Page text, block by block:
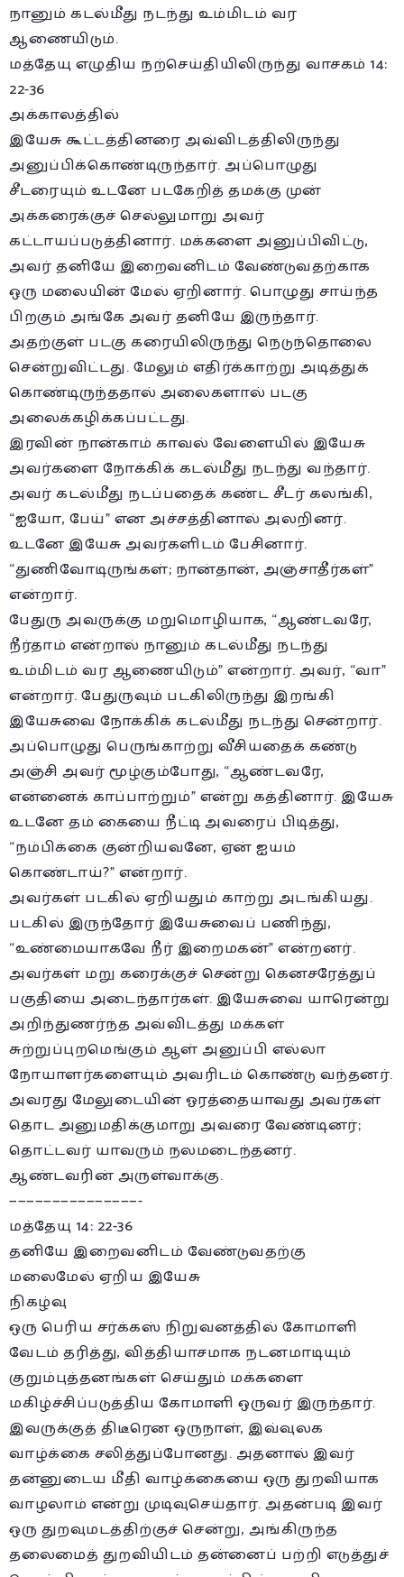
நானும் கடல்மீது நடந்து உம்மிடம் வர
ஆணையிடும்.
மத்தேயு எழுதிய நற்செய்தியிலிருந்து வாசகம் 14:
22-36
அக்காலத்தில்
இயேசு கூட்டத்தினரை அவ்விடத்திலிருந்து
அனுப்பிக்கொண்டிருந்தார். அப்பொழுது
சீடரையும் உடனே படகேறித் தமக்கு முன்
அக்கரைக்குச் செல்லுமாறு அவர்
கட்டாயப்படுத்தினார். மக்களை அனுப்பிவிட்டு,
அவர் தனியே இறைவனிடம் வேண்டுவதற்காக
ஒரு மலையின் மேல் ஏறினார். பொழுது சாய்ந்த
பிறகும் அங்கே அவர் தனியே இருந்தார்.
அதற்குள் படகு கரையிலிருந்து நெடுந்தொலை
சென்றுவிட்டது. மேலும் எதிர்க்காற்று அடித்துக்
கொண்டிருந்ததால் அலைகளால் படகு
அலைக்கழிக்கப்பட்டது.
இரவின் நான்காம் காவல் வேளையில் இயேசு
அவர்களை நோக்கிக் கடல்மீது நடந்து வந்தார்.
அவர் கடல்மீது நடப்பதைக் கண்ட சீடர் கலங்கி,
“ஐயோ, பேய்” என அச்சத்தினால் அலறினர்.
உடனே இயேசு அவர்களிடம் பேசினார்.
“துணிவோடிருங்கள்; நான்தான், அஞ்சாதீர்கள்”
என்றார்.
பேதுரு அவருக்கு மறுமொழியாக, “ஆண்டவரே,
நீர்தாம் என்றால் நானும் கடல்மீது நடந்து
உம்மிடம் வர ஆணையிடும்” என்றார். அவர், “வா”
என்றார். பேதுருவும் படகிலிருந்து இறங்கி
இயேசுவை நோக்கிக் கடல்மீது நடந்து சென்றார்.
அப்பொழுது பெருங்காற்று வீசியதைக் கண்டு
அஞ்சி அவர் மூழ்கும்போது, “ஆண்டவரே,
என்னைக் காப்பாற்றும்” என்று கத்தினார். இயேசு
உடனே தம் கையை நீட்டி அவரைப் பிடித்து,
“நம்பிக்கை குன்றியவனே, ஏன் ஐயம்
கொண்டாய்?” என்றார்.
அவர்கள் படகில் ஏறியதும் காற்று அடங்கியது.
படகில் இருந்தோர் இயேசுவைப் பணிந்து,
“உண்மையாகவே நீர் இறைமகன்” என்றனர்.
அவர்கள் மறு கரைக்குச் சென்று கெனசரேத்துப்
பகுதியை அடைந்தார்கள். இயேசுவை யாரென்று
அறிந்துணர்ந்த அவ்விடத்து மக்கள்
சுற்றுப்புறமெங்கும் ஆள் அனுப்பி எல்லா
நோயாளர்களையும் அவரிடம் கொண்டு வந்தனர்.
அவரது மேலுடையின் ஓரத்தையாவது அவர்கள்
தொட அனுமதிக்குமாறு அவரை வேண்டினர்;
தொட்டவர் யாவரும் நலமடைந்தனர்.
ஆண்டவரின் அருள்வாக்கு.
———————————————-
மத்தேயு 14: 22-36
தனியே இறைவனிடம் வேண்டுவதற்கு
மலைமேல் ஏறிய இயேசு
நிகழ்வு
ஒரு பெரிய சர்க்கஸ் நிறுவனத்தில் கோமாளி
வேடம் தரித்து, வித்தியாசமாக நடனமாடியும்
குறும்புத்தனங்கள் செய்தும் மக்களை
மகிழ்ச்சிப்படுத்திய கோமாளி ஒருவர் இருந்தார்.
இவருக்குத் திடீரென ஒருநாள், இவ்வுலக
வாழ்க்கை சலித்துப்போனது. அதனால் இவர்
தன்னுடைய மீதி வாழ்க்கையை ஒரு துறவியாக
வாழலாம் என்று முடிவுசெய்தார். அதன்படி இவர்
ஒரு துறவுமடத்திற்குச் சென்று, அங்கிருந்த
தலைமைத் துறவியிடம் தன்னைப் பற்றி எடுத்துச்